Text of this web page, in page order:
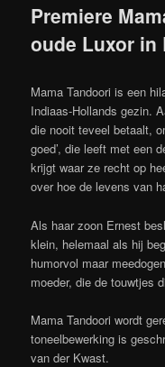
Premiere
oude Luxor in
Mama Tandoori is een
Indiaas-Hollands gezin.
die nooit teveel betaalt,
goed’, die leeft met een
krijgt waar ze recht op
over hoe de levens van
Als haar zoon Ernest
klein, helemaal als hij
humorvol maar
moeder, die de touwtjes
Mama Tandoori wordt
toneelbewerking is
van der Kwast.